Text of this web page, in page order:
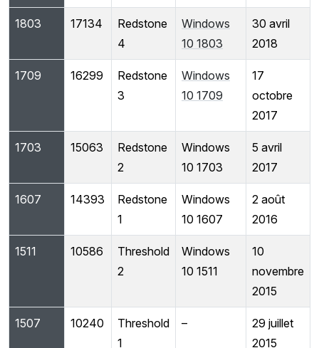
1803 17134
Redstone
4
Windows
10 1803
30 avril
2018
1709 16299
Redstone
3
Windows
10 1709
17
octobre
2017
1703 15063
Redstone
2
Windows
10 1703
5 avril
2017
1607 14393
Redstone
1
Windows
10 1607
2 août
2016
1511 10586
Threshold
2
Windows
10 1511
10
novembre
2015
1507 10240
Threshold
1
–
29 juillet
2015